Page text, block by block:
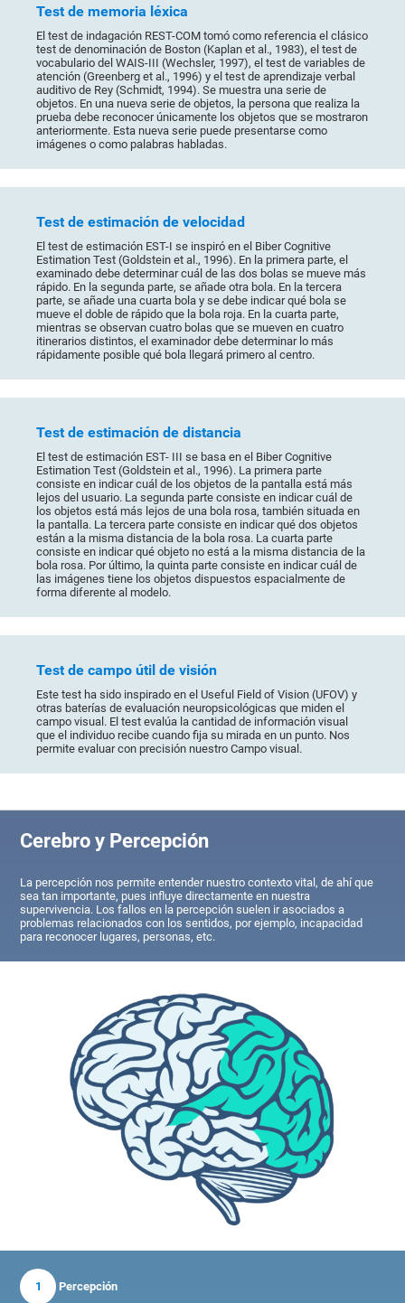
Test de memoria léxica
El test de indagación REST-COM tomó como referencia el clásico
test de denominación de Boston (Kaplan et al., 1983), el test de
vocabulario del WAIS-III (Wechsler, 1997), el test de variables de
atención (Greenberg et al., 1996) y el test de aprendizaje verbal
auditivo de Rey (Schmidt, 1994). Se muestra una serie de
objetos. En una nueva serie de objetos, la persona que realiza la
prueba debe reconocer únicamente los objetos que se mostraron
anteriormente. Esta nueva serie puede presentarse como
imágenes o como palabras habladas.
Test de estimación de velocidad
El test de estimación EST-I se inspiró en el Biber Cognitive
Estimation Test (Goldstein et al., 1996). En la primera parte, el
examinado debe determinar cuál de las dos bolas se mueve más
rápido. En la segunda parte, se añade otra bola. En la tercera
parte, se añade una cuarta bola y se debe indicar qué bola se
mueve el doble de rápido que la bola roja. En la cuarta parte,
mientras se observan cuatro bolas que se mueven en cuatro
itinerarios distintos, el examinador debe determinar lo más
rápidamente posible qué bola llegará primero al centro.
Test de estimación de distancia
El test de estimación EST- III se basa en el Biber Cognitive
Estimation Test (Goldstein et al., 1996). La primera parte
consiste en indicar cuál de los objetos de la pantalla está más
lejos del usuario. La segunda parte consiste en indicar cuál de
los objetos está más lejos de una bola rosa, también situada en
la pantalla. La tercera parte consiste en indicar qué dos objetos
están a la misma distancia de la bola rosa. La cuarta parte
consiste en indicar qué objeto no está a la misma distancia de la
bola rosa. Por último, la quinta parte consiste en indicar cuál de
las imágenes tiene los objetos dispuestos espacialmente de
forma diferente al modelo.
Test de campo útil de visión
Este test ha sido inspirado en el Useful Field of Vision (UFOV) y
otras baterías de evaluación neuropsicológicas que miden el
campo visual. El test evalúa la cantidad de información visual
que el individuo recibe cuando fija su mirada en un punto. Nos
permite evaluar con precisión nuestro Campo visual.
Cerebro y Percepción
La percepción nos permite entender nuestro contexto vital, de ahí que
sea tan importante, pues influye directamente en nuestra
supervivencia. Los fallos en la percepción suelen ir asociados a
problemas relacionados con los sentidos, por ejemplo, incapacidad
para reconocer lugares, personas, etc.
1 Percepción